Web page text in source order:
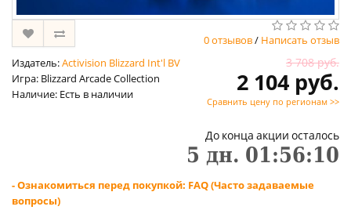
0 отзывов/ Написать отзыв
Издатель:Activision Blizzard Int'l BV
Игра: Blizzard Arcade Collection
Наличие: Есть в наличии
3 708 руб.
2 104 руб.
Сравнить цену по регионам >>
До конца акции осталось
5 дн. 01:56:09
- Ознакомиться перед покупкой: FAQ (Часто задаваемые
вопросы)